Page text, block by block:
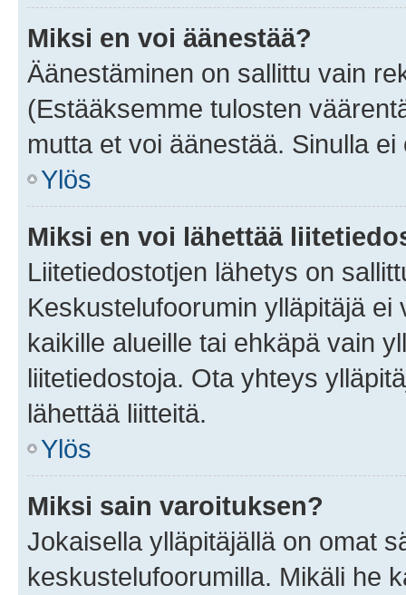
Miksi en voi äänestää?
Äänestäminen on sallittu vain
(Estääksemme tulosten
mutta et voi äänestää. Sinulla
Ylös
Miksi en voi lähettää
Liitetiedostotjen lähetys on
Keskustelufoorumin ylläpitäjä
kaikille alueille tai ehkäpä vain
liitetiedostoja. Ota yhteys
lähettää liitteitä.
Ylös
Miksi sain varoituksen?
Jokaisella ylläpitäjällä on omat
keskustelufoorumilla. Mikäli he